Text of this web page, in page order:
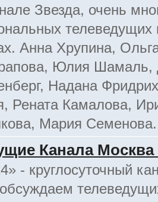
Звезда, очень
телеведущих
Анна Хрупина,
Юлия Шамаль,
Надана
Рената Камалова,
Мария Семенова.
Канала Москва
- круглосуточный